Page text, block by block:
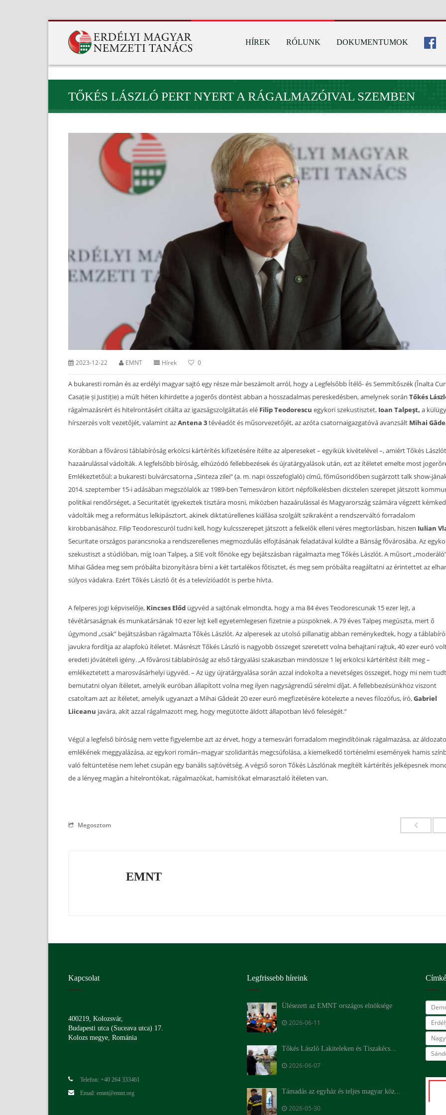
HÍREK RÓLUNK DOKUMENTUMOK
TŐKÉS LÁSZLÓ PERT NYERT A RÁGALMAZÓIVAL SZEMBEN
2023-12-22 EMNT Hírek 0
A bukaresti román és az erdélyi magyar sajtó egy része már beszámolt arról, hogy a Legfelsőbb Ítélő- és Semmítőszék (Înalta
Casație și Justiție) a múlt héten kihirdette a jogerős döntést abban a hosszadalmas pereskedésben, amelynek során Tőkés
rágalmazásrért és hitelrontásért citálta az igazságszolgáltatás elé Filip Teodorescu egykori szekustisztet, Ioan Talpeşt, a
hírszerzés volt vezetőjét, valamint azAntena 3tévéadót és műsorvezetőjét, az azóta csatornaigazgatóvá avanzsált Mihai
Korábban a fővárosi táblabíróság erkölcsi kártérítés kifizetésére ítélte az alpereseket – egyikük kivételével –, amiért Tőkés Lászlót
hazaárulással vádolták. A legfelsőbb bíróság, elhúzódó fellebbezések és újratárgyalások után, ezt az ítéletet emelte most
Emlékeztetőül: a bukaresti bulvárcsatorna „Sinteza zilei” (a. m. napi összefoglaló) című, főműsoridőben sugárzott talk show-
2014. szeptember 15-i adásában megszólalók az 1989-ben Temesváron kitört népfölkelésben dicstelen szerepet játszott
politikai rendőrséget, a Securitatét igyekeztek tisztára mosni, miközben hazaárulással és Magyarország számára végzett
vádolták meg a református lelkipásztort, akinek diktatúrellenes kiállása szolgált szikraként a rendszerváltó forradalom
kirobbanásához. Filip Teodorescuról tudni kell, hogy kulcsszerepet játszott a felkelők elleni véres megtorlásban, hiszen Iulian
Securitate országos parancsnoka a rendszerellenes megmozdulás elfojtásának feladatával küldte a Bánság fővárosába. Az
szekustiszt a stúdióban, míg Ioan Talpeş, a SIE volt főnöke egy bejátszásban rágalmazta meg Tőkés Lászlót. A műsort
Mihai Gâdea meg sem próbálta bizonyításra bírni a két tartalékos főtisztet, és meg sem próbálta reagáltatni az érintettet az
súlyos vádakra. Ezért Tőkés László őt és a televízióadót is perbe hívta.
A felperes jogi képviselője, Kincses Előd ügyvéd a sajtónak elmondta, hogy a ma 84 éves Teodorescunak 15 ezer lejt, a
tévétársaságnak és munkatársának 10 ezer lejt kell egyetemlegesen fizetnie a püspöknek. A 79 éves Talpeş megúszta, mert ő
úgymond „csak” bejátszásban rágalmazta Tőkés Lászlót. Az alperesek az utolsó pillanatig abban reménykedtek, hogy a
javukra fordítja az alapfokú ítéletet. Másrészt Tőkés László is nagyobb összeget szeretett volna behajtani rajtuk, 40 ezer euró
eredeti jóvátételi igény. „A fővárosi táblabíróság az első tárgyalási szakaszban mindössze 1 lej erkölcsi kártérítést ítélt meg –
emlékeztetett a marosvásárhelyi ügyvéd. – Az ügy újratárgyalása során azzal indokolta a nevetséges összeget, hogy mi nem
bemutatni olyan ítéletet, amelyik euróban állapított volna meg ilyen nagyságrendű sérelmi díjat. A fellebbezésünkhöz viszont
csatoltam azt az ítéletet, amelyik ugyanazt a Mihai Gâdeát 20 ezer euró megfizetésére kötelezte a neves filozófus, író,Gabriel
Liiceanu javára, akit azzal rágalmazott meg, hogy megütötte áldott állapotban lévő feleségét.”
Végül a legfelső bíróság nem vette figyelembe azt az érvet, hogy a temesvári forradalom megindítóinak rágalmazása, az
emlékének meggyalázása, az egykori román–magyar szolidaritás megcsúfolása, a kiemelkedő történelmi események hamis
való feltüntetése nem lehet csupán egy banális sajtóvétség. A végső soron Tőkés Lászlónak megítélt kártérítés jelképesnek
de a lényeg magán a hitelrontókat, rágalmazókat, hamisítókat elmarasztaló ítéleten van.
Megosztom
EMNT
Kapcsolat
400219, Kolozsvár,
Budapesti utca (Suceava utca) 17.
Kolozs megye, Románia
Telefon: +40 264 333461
Email: emnt@emnt.org
Legfrissebb híreink
Ülésezett az EMNT országos elnöksége
2026-06-11
Tőkés László Lakiteleken és Tiszakécs...
2026-06-07
Támadás az egyház és teljes magyar köz...
2026-05-30